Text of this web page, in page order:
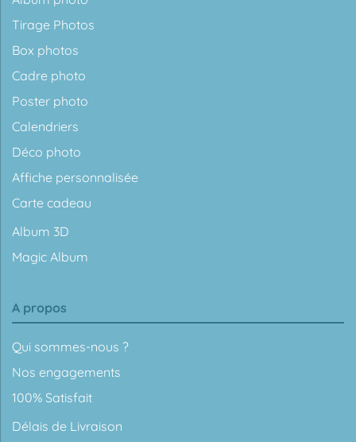
Tirage Photos
Box photos
Cadre photo
Poster photo
Calendriers
Déco photo
Affiche personnalisée
Carte cadeau
Album 3D
Magic Album
A propos
Qui sommes-nous ?
Nos engagements
100% Satisfait
Délais de Livraison